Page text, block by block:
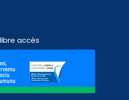
accès